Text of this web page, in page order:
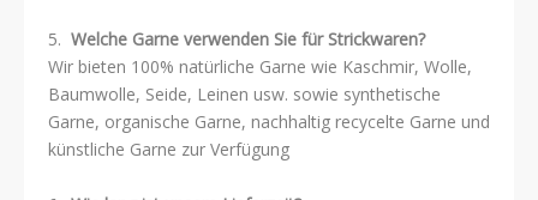
5. Welche Garne verwenden Sie für Strickwaren?
Wir bieten 100% natürliche Garne wie Kaschmir, Wolle,
Baumwolle, Seide, Leinen usw. sowie synthetische
Garne, organische Garne, nachhaltig recycelte Garne und
künstliche Garne zur Verfügung